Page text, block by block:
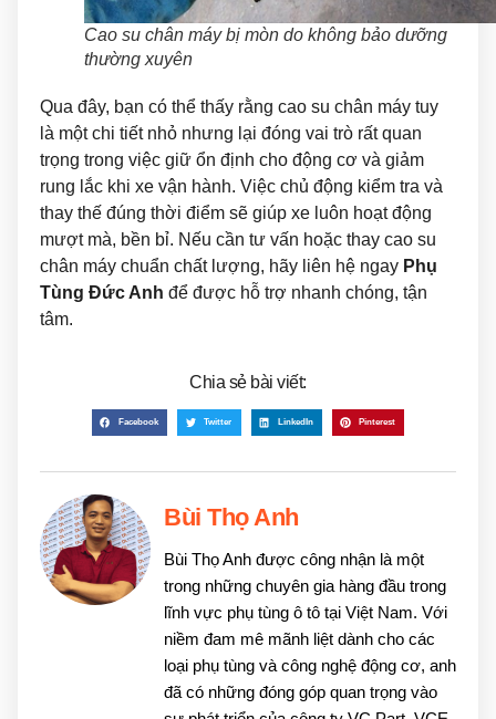
Cao su chân máy bị mòn do không bảo dưỡng
thường xuyên
Qua đây, bạn có thể thấy rằng cao su chân máy tuy
là một chi tiết nhỏ nhưng lại đóng vai trò rất quan
trọng trong việc giữ ổn định cho động cơ và giảm
rung lắc khi xe vận hành. Việc chủ động kiểm tra và
thay thế đúng thời điểm sẽ giúp xe luôn hoạt động
mượt mà, bền bỉ. Nếu cần tư vấn hoặc thay cao su
chân máy chuẩn chất lượng, hãy liên hệ ngay Phụ
Tùng Đức Anh để được hỗ trợ nhanh chóng, tận
tâm.
Chia sẻ bài viết:
Facebook Twitter LinkedIn Pinterest
Bùi Thọ Anh
Bùi Thọ Anh được công nhận là một
trong những chuyên gia hàng đầu trong
lĩnh vực phụ tùng ô tô tại Việt Nam. Với
niềm đam mê mãnh liệt dành cho các
loại phụ tùng và công nghệ động cơ, anh
đã có những đóng góp quan trọng vào